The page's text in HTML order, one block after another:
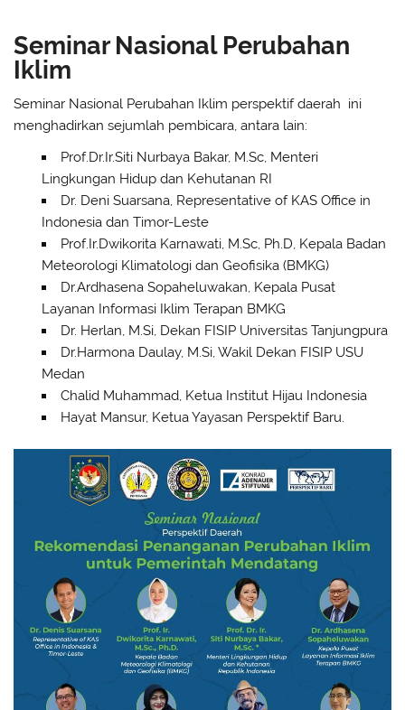
Seminar Nasional Perubahan
Iklim
Seminar Nasional Perubahan Iklim perspektif daerah ini
menghadirkan sejumlah pembicara, antara lain:
Prof.Dr.Ir.Siti Nurbaya Bakar, M.Sc, Menteri
Lingkungan Hidup dan Kehutanan RI
Dr. Deni Suarsana, Representative of KAS Office in
Indonesia dan Timor-Leste
Prof.Ir.Dwikorita Karnawati, M.Sc, Ph.D, Kepala Badan
Meteorologi Klimatologi dan Geofisika (BMKG)
Dr.Ardhasena Sopaheluwakan, Kepala Pusat
Layanan Informasi Iklim Terapan BMKG
Dr. Herlan, M.Si, Dekan FISIP Universitas Tanjungpura
Dr.Harmona Daulay, M.Si, Wakil Dekan FISIP USU
Medan
Chalid Muhammad, Ketua Institut Hijau Indonesia
Hayat Mansur, Ketua Yayasan Perspektif Baru.